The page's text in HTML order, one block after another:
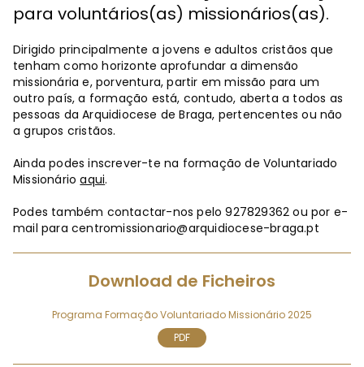
para voluntários(as) missionários(as).
Dirigido principalmente a jovens e adultos cristãos que
tenham como horizonte aprofundar a dimensão
missionária e, porventura, partir em missão para um
outro país, a formação está, contudo, aberta a todos as
pessoas da Arquidiocese de Braga, pertencentes ou não
a grupos cristãos.
Ainda podes inscrever-te na formação de Voluntariado
Missionárioaqui.
Podes também contactar-nos pelo 927829362 ou por e-
mail para centromissionario@arquidiocese-braga.pt
Download de Ficheiros
Programa Formação Voluntariado Missionário 2025
PDF